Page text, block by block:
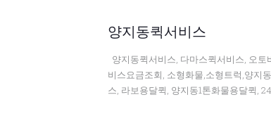
양지동퀵서비스
양지동퀵서비스, 다마스퀵서비스, 오
비스요금조회, 소형화물,소형트럭,양지
스, 라보용달퀵, 양지동1톤화물용달퀵,